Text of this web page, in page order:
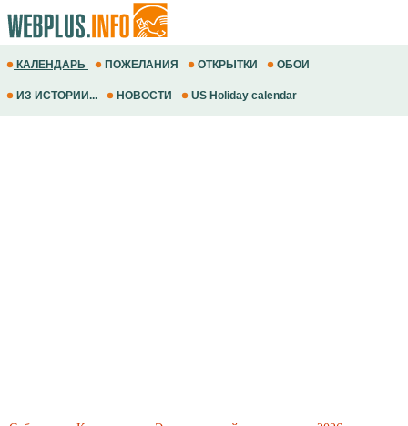
КАЛЕНДАРЬ ПОЖЕЛАНИЯ ОТКРЫТКИ ОБОИ
ИЗ ИСТОРИИ... НОВОСТИ US Holiday calendar